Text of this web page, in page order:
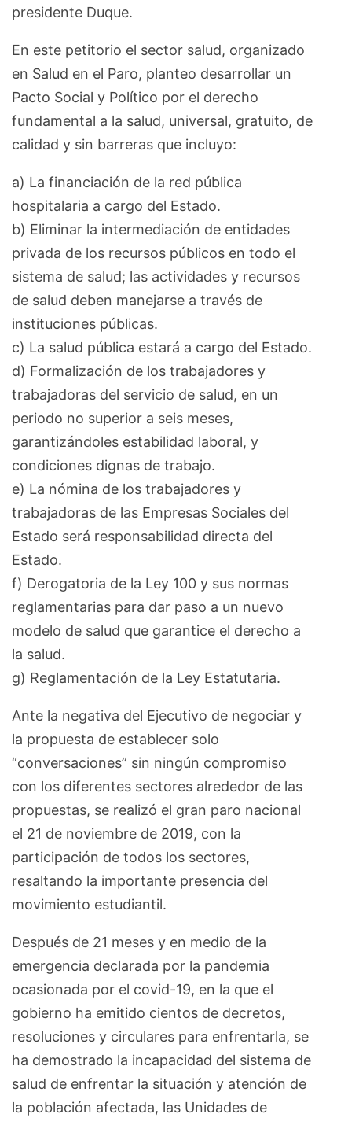
presidente Duque.
En este petitorio el sector salud, organizado
en Salud en el Paro, planteo desarrollar un
Pacto Social y Político por el derecho
fundamental a la salud, universal, gratuito, de
calidad y sin barreras que incluyo:
a) La financiación de la red pública
hospitalaria a cargo del Estado.
b) Eliminar la intermediación de entidades
privada de los recursos públicos en todo el
sistema de salud; las actividades y recursos
de salud deben manejarse a través de
instituciones públicas.
c) La salud pública estará a cargo del Estado.
d) Formalización de los trabajadores y
trabajadoras del servicio de salud, en un
periodo no superior a seis meses,
garantizándoles estabilidad laboral, y
condiciones dignas de trabajo.
e) La nómina de los trabajadores y
trabajadoras de las Empresas Sociales del
Estado será responsabilidad directa del
Estado.
f) Derogatoria de la Ley 100 y sus normas
reglamentarias para dar paso a un nuevo
modelo de salud que garantice el derecho a
la salud.
g) Reglamentación de la Ley Estatutaria.
Ante la negativa del Ejecutivo de negociar y
la propuesta de establecer solo
“conversaciones” sin ningún compromiso
con los diferentes sectores alrededor de las
propuestas, se realizó el gran paro nacional
el 21 de noviembre de 2019, con la
participación de todos los sectores,
resaltando la importante presencia del
movimiento estudiantil.
Después de 21 meses y en medio de la
emergencia declarada por la pandemia
ocasionada por el covid-19, en la que el
gobierno ha emitido cientos de decretos,
resoluciones y circulares para enfrentarla, se
ha demostrado la incapacidad del sistema de
salud de enfrentar la situación y atención de
la población afectada, las Unidades de